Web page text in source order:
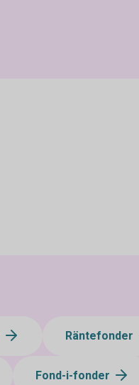
Räntefonder
Fond-i-fonder